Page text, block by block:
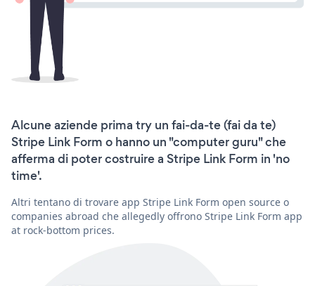
Alcune aziende prima try un fai-da-te (fai da te)
Stripe Link Form o hanno un "computer guru" che
afferma di poter costruire a Stripe Link Form in 'no
time'.
Altri tentano di trovare app Stripe Link Form open source o
companies abroad che allegedly offrono Stripe Link Form app
at rock-bottom prices.